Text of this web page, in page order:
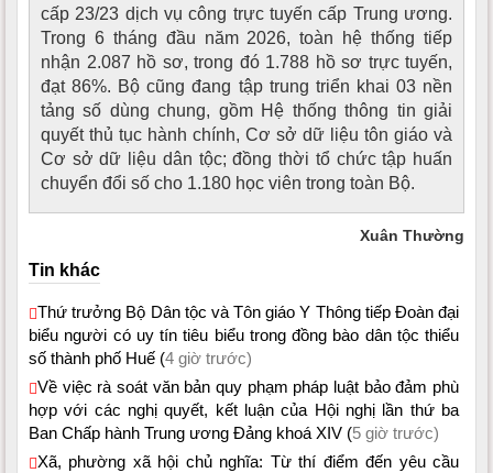
cấp 23/23 dịch vụ công trực tuyến cấp Trung ương.
Trong 6 tháng đầu năm 2026, toàn hệ thống tiếp
nhận 2.087 hồ sơ, trong đó 1.788 hồ sơ trực tuyến,
đạt 86%. Bộ cũng đang tập trung triển khai 03 nền
tảng số dùng chung, gồm Hệ thống thông tin giải
quyết thủ tục hành chính, Cơ sở dữ liệu tôn giáo và
Cơ sở dữ liệu dân tộc; đồng thời tổ chức tập huấn
chuyển đổi số cho 1.180 học viên trong toàn Bộ.
Xuân Thường
Tin khác
Thứ trưởng Bộ Dân tộc và Tôn giáo Y Thông tiếp Đoàn đại
biểu người có uy tín tiêu biểu trong đồng bào dân tộc thiểu
số thành phố Huế (4 giờ trước)
Về việc rà soát văn bản quy phạm pháp luật bảo đảm phù
hợp với các nghị quyết, kết luận của Hội nghị lần thứ ba
Ban Chấp hành Trung ương Đảng khoá XIV (5 giờ trước)
Xã, phường xã hội chủ nghĩa: Từ thí điểm đến yêu cầu